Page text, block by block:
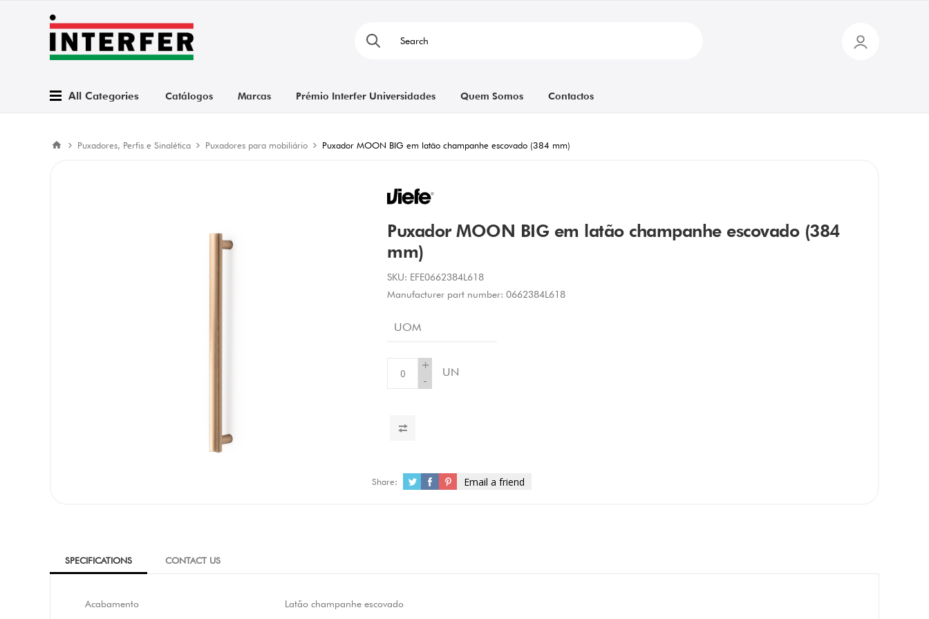
All Categories Catálogos Marcas Prémio Interfer Universidades Quem Somos Contactos
Puxadores, Perfis e Sinalética Puxadores para mobiliário Puxador MOON BIG em latão champanhe escovado (384 mm)
Puxador MOON BIG em latão champanhe escovado (384
mm)
SKU: EFE0662384L618
Manufacturer part number: 0662384L618
UOM
+
-
UN
Share: Email a friend
SPECIFICATIONS CONTACT US
Acabamento Latão champanhe escovado